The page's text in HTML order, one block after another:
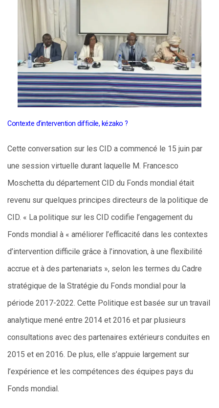
Contexte d’intervention difficile, kézako ?
Cette conversation sur les CID a commencé le 15 juin par
une session virtuelle durant laquelle M. Francesco
Moschetta du département CID du Fonds mondial était
revenu sur quelques principes directeurs de la politique de
CID. « La politique sur les CID codifie l’engagement du
Fonds mondial à « améliorer l’efficacité dans les contextes
d’intervention difficile grâce à l’innovation, à une flexibilité
accrue et à des partenariats », selon les termes du Cadre
stratégique de la Stratégie du Fonds mondial pour la
période 2017-2022. Cette Politique est basée sur un travail
analytique mené entre 2014 et 2016 et par plusieurs
consultations avec des partenaires extérieurs conduites en
2015 et en 2016. De plus, elle s’appuie largement sur
l’expérience et les compétences des équipes pays du
Fonds mondial.